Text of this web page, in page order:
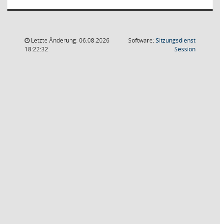
Letzte Änderung: 06.08.2026
18:22:32
Software:Sitzungsdienst
Session(Wird in